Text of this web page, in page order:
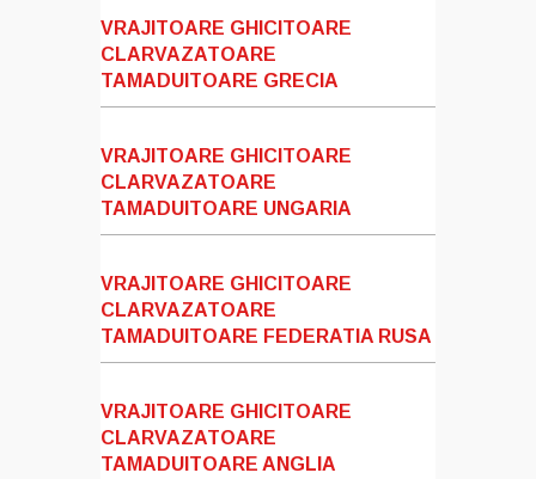
VRAJITOARE GHICITOARE
CLARVAZATOARE
TAMADUITOARE GRECIA
VRAJITOARE GHICITOARE
CLARVAZATOARE
TAMADUITOARE UNGARIA
VRAJITOARE GHICITOARE
CLARVAZATOARE
TAMADUITOARE FEDERATIA RUSA
VRAJITOARE GHICITOARE
CLARVAZATOARE
TAMADUITOARE ANGLIA